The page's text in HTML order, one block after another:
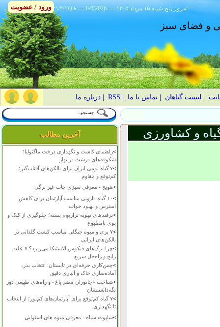
٢١/٢/١٤٤٨ --- 8/6/2026 --- ۱۴۰۵ پنج شنبه ۱۵ مرداد امروز
و فضای سبز
لیست گیاهان |تماس با ما RSS
|درباره ما
آخرین مطالب
>راهنمای کاشت و نگهداری درخت ماگنولیا؛
شکوفه‌های درشت در بهار
>
۷ گیاه بومی ایران برای بالکن‌های آفتاب‌گیر؛
کم‌توقع و مقاوم
>هویج - معرفی سبزی جات غیر برگی
>
۱۰ گیاه دارویی مناسب آپارتمان برای کاهش
استرس و بهبود خواب
>ترفندهای تهویه تراریوم بسته؛ جلوگیری از کپک و
بوی نامطبوع
>
۷ بری و میوه جنگلی مناسب کشت گلدانی در
بالکن‌های ایرانی
>
چرا برگ‌های فیکوس الاستیکا می‌ریزد؟ ۷ علت
رایج و راه‌حل سریع
>چمن‌کاری حرفه‌ای در تابستان: انتخاب بذر،
آماده‌سازی خاک و آبیاری دقیق
>شناخت «جانوران مضر باغ» و راه‌های طبیعی دور
نگه‌داشتنشان
>
۷ گیاه کم‌توقع برای آپارتمان‌های کم‌نور؛ از انتخاب
تا نگهداری
>ساپوت سیاه - معرفی میوه های استوایی
و کشاورزی
ورود / عضویت